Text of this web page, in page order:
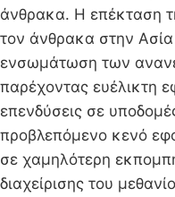
άνθρακα. Η επέκταση
τον άνθρακα στην Ασία
ενσωμάτωση των
παρέχοντας ευέλικτη
επενδύσεις σε
προβλεπόμενο κενό
σε χαμηλότερη
διαχείρισης του